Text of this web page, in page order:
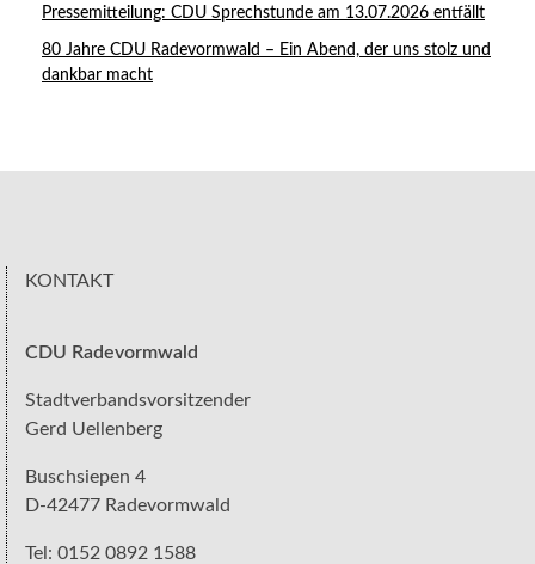
Pressemitteilung: CDU Sprechstunde am 13.07.2026 entfällt
80 Jahre CDU Radevormwald – Ein Abend, der uns stolz und
dankbar macht
KONTAKT
CDU Radevormwald
Stadtverbandsvorsitzender
Gerd Uellenberg
Buschsiepen 4
D-42477 Radevormwald
Tel: 0152 0892 1588